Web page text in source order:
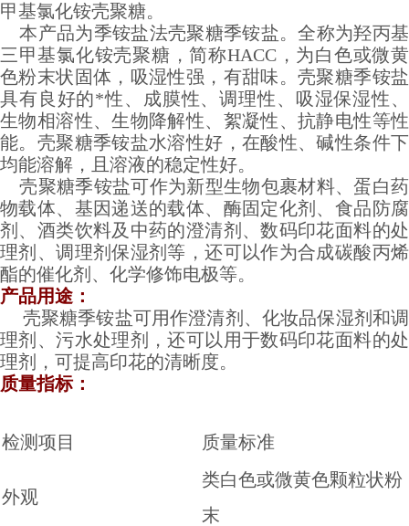
甲基氯化铵壳聚糖。
本产品为季铵盐法壳聚糖季铵盐。全称为羟丙基
三甲基氯化铵壳聚糖，简称HACC，为白色或微黄
色粉末状固体，吸湿性强，有甜味。壳聚糖季铵盐
具有良好的*性、成膜性、调理性、吸湿保湿性、
生物相溶性、生物降解性、絮凝性、抗静电性等性
能。壳聚糖季铵盐水溶性好，在酸性、碱性条件下
均能溶解，且溶液的稳定性好。
壳聚糖季铵盐可作为新型生物包裹材料、蛋白药
物载体、基因递送的载体、酶固定化剂、食品防腐
剂、酒类饮料及中药的澄清剂、数码印花面料的处
理剂、调理剂保湿剂等，还可以作为合成碳酸丙烯
酯的催化剂、化学修饰电极等。
产品用途：
壳聚糖季铵盐可用作澄清剂、化妆品保湿剂和调
理剂、污水处理剂，还可以用于数码印花面料的处
理剂，可提高印花的清晰度。
质量指标：
检测项目 质量标准
外观
类白色或微黄色颗粒状粉
末